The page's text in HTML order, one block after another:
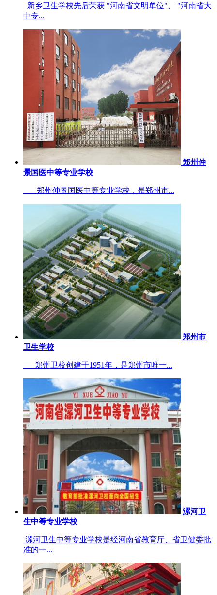
新乡卫生学校先后荣获 "河南省文明单位"、 "河南省大
中专...
郑州仲
景国医中等专业学校
郑州仲景国医中等专业学校，是郑州市...
郑州市
卫生学校
郑州卫校创建于1951年，是郑州市唯一...
漯河卫
生中等专业学校
漯河卫生中等专业学校是经河南省教育厅、省卫健委批
准的一...